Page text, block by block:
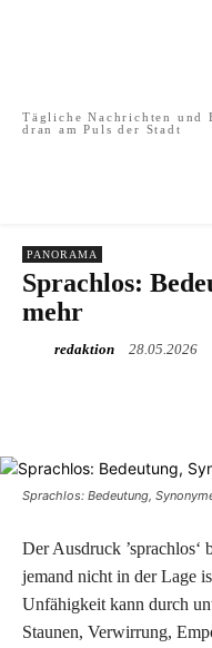
Tägliche Nachrichten und
dran am Puls der Stadt
PANORAMA
Sprachlos:
mehr
redaktion 28.05.2026
Sprachlos: Bedeutung,
Der Ausdruck ’sprachlos‘
jemand nicht in der Lage
Unfähigkeit kann durch
Staunen, Verwirrung,